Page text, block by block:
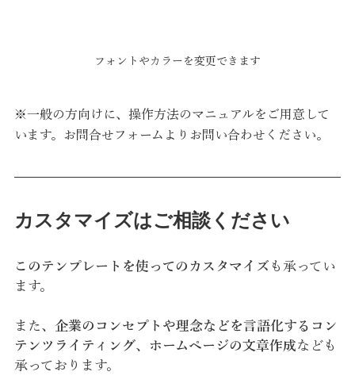
フォントやカラーを変更できます
※一般の方向けに、操作方法のマニュアルをご用意して
います。お問合せフォームよりお問い合わせください。
カスタマイズはご相談ください
このテンプレートを使ってのカスタマイズ も承ってい
ます。
また、 企業のコンセプトや理念などを言語化するコン
テンツライティング、 ホームページの文章作成なども
承っております。